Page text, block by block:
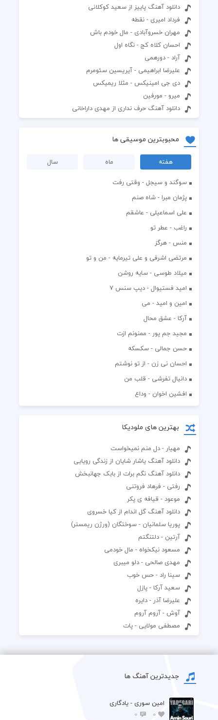
دانلود آهنگ پاییز از سعید کوکلانی
فرداد امیری - نقطه
مهران خسروآبادی - مال خودم باش
احسان کلاه کج - نگاه اول
آراد - دورهمی
علیرضا ابراهیمی - آیریسین سئومرم
دی جی امینیکس - مثلا ریمیکس
میرو - مورفین
دانلود آهنگ حرف نداری از مهدی داراخانی
محبوبترین موسیقی ها
هفته ماه
سال
سوگند و سیجل - وقتی رفت
پژمان مبرا - شاه صنم
علی اسماعیلی - عاشقم
راغب - عطر تو
منس - هرگز
مرتضی اشرفی و علی تیرمایه - من و تو
میلاد طوسی - سایه روشن
اميد فستيوال - ديپ سنس ۷
امین و امید - می
آرکا - عشق محال
مجید جم پور - ممنونم ازت
حسن جمالی - سکسکه
احسان نی زن - از تو نوشتم
دانیال تفرشی - قلب من
افشين اخوان - وداع
بهترین های ملودیکا
مهیار - دل منم نمیخواست
دانلود آهنگ یاشار شایان از زندگی رویایی
دانلود آهنگ نگم برات از بابک جهانبخش
رفتی - فرهاد فروتنی
موعود - قیافه ی پکر
دانلود آهنگ گل اندام از کیا خسروی
پوریا سلمانیان - سوختگان (ورژن ریمستر)
آرتین - دلتنگتم
مسعود نیکخواه - مال خودمی
مهدی صالحی - دلو میبری
سینا راد - حس خوب
سعید آرکا - پازل
علیرضا آذر - دایره
آوش - آروم آروم
مصطفی مولایی - پات
جدیدترین آهنگ ها
امین سوری - یادگاری
0
0